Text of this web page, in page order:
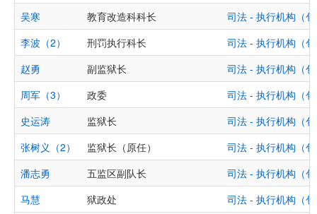
吴寒
教育改造科科长
司法 - 执行机构（
李波（2）
刑罚执行科长
司法 - 执行机构（
赵勇
副监狱长
司法 - 执行机构（
周军（3）
政委
司法 - 执行机构（
史运涛
监狱长
司法 - 执行机构（
张树义（2）
监狱长（原任）
司法 - 执行机构（
潘志勇
五监区副队长
司法 - 执行机构（
马慧
狱政处
司法 - 执行机构（